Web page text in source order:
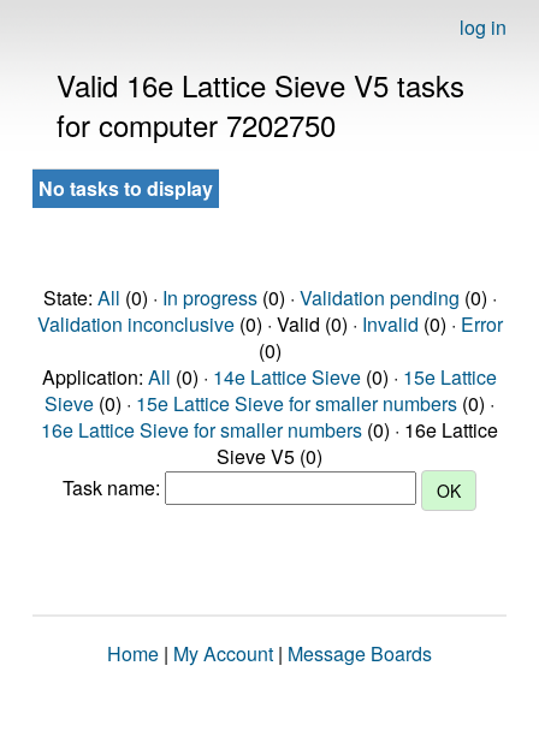
log in
Valid 16e Lattice Sieve V5 tasks
for computer 7202750
No tasks to display
State: All (0) · In progress(0) · Validation pending (0) ·
Validation inconclusive(0) · Valid (0) · Invalid (0) · Error
(0)
Application: All (0) · 14e Lattice Sieve (0) · 15e Lattice
Sieve (0) · 15e Lattice Sieve for smaller numbers (0) ·
16e Lattice Sieve for smaller numbers (0) · 16e Lattice
Sieve V5 (0)
Task name:
Home | My Account | Message Boards